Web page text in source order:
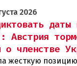
2026
даты
Австрия
о членстве
жесткую